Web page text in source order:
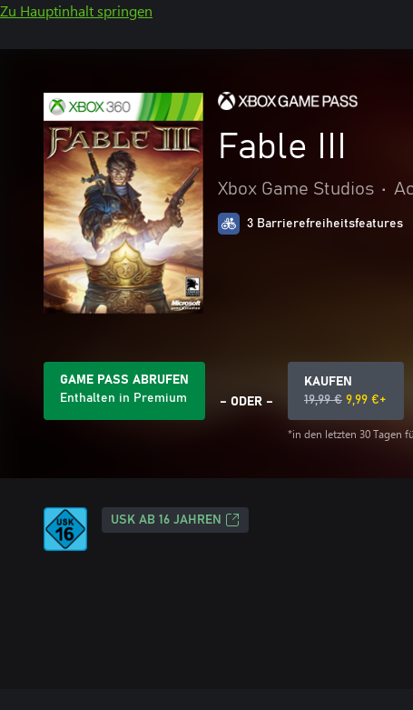
Zu Hauptinhalt springen
Fable III
Xbox Game Studios •
3 Barrierefreiheitsfeatures
GAME PASS ABRUFEN
Enthalten in Premium
– ODER –
KAUFEN
19,99 € 9,99 €+
*in den letzten 30 Tagen
USK AB 16 JAHREN